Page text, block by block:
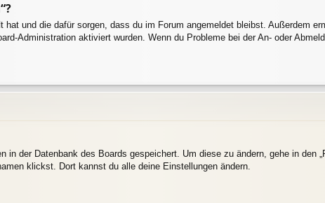
und die dafür sorgen, dass du im Forum angemeldet bleibst. Außerdem
Administration aktiviert wurden. Wenn du Probleme bei der An- oder
in der Datenbank des Boards gespeichert. Um diese zu ändern, gehe in den
klickst. Dort kannst du alle deine Einstellungen ändern.